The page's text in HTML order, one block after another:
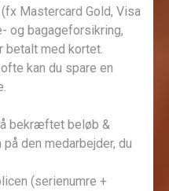
Mastercard Gold, Visa
og bagageforsikring,
betalt med kortet.
kan du spare en
bekræftet beløb &
den medarbejder, du
(serie­numre +